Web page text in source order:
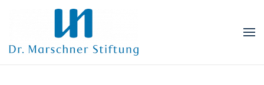
Zum Hauptinhalt springen